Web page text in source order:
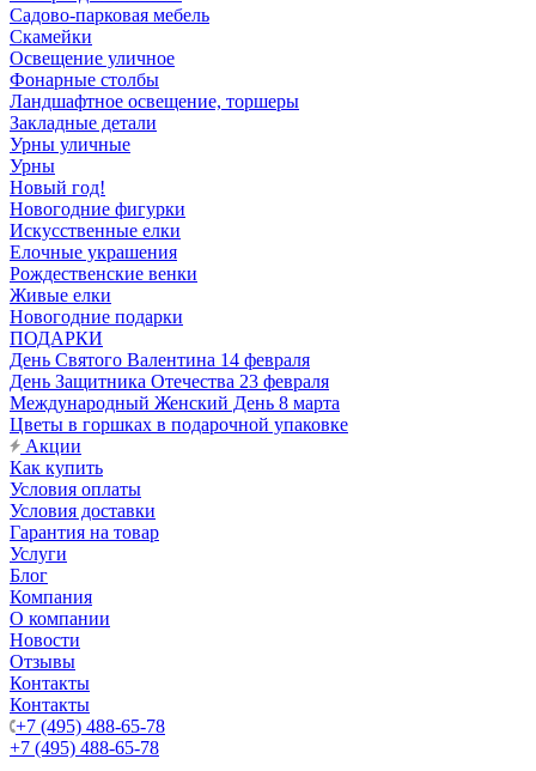
Садово-парковая мебель
Скамейки
Освещение уличное
Фонарные столбы
Ландшафтное освещение, торшеры
Закладные детали
Урны уличные
Урны
Новый год!
Новогодние фигурки
Искусственные елки
Елочные украшения
Рождественские венки
Живые елки
Новогодние подарки
ПОДАРКИ
День Святого Валентина 14 февраля
День Защитника Отечества 23 февраля
Международный Женский День 8 марта
Цветы в горшках в подарочной упаковке
Акции
Как купить
Условия оплаты
Условия доставки
Гарантия на товар
Услуги
Блог
Компания
О компании
Новости
Отзывы
Контакты
Контакты
+7 (495) 488-65-78
+7 (495) 488-65-78